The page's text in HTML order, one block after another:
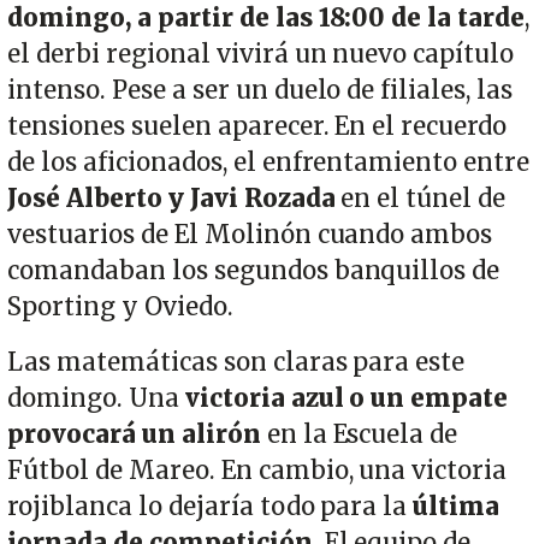
domingo, a partir de las 18:00 de la tarde,
el derbi regional vivirá un nuevo capítulo
intenso. Pese a ser un duelo de filiales, las
tensiones suelen aparecer. En el recuerdo
de los aficionados, el enfrentamiento entre
José Alberto y Javi Rozada en el túnel de
vestuarios de El Molinón cuando ambos
comandaban los segundos banquillos de
Sporting y Oviedo.
Las matemáticas son claras para este
domingo. Unavictoria azul o un empate
provocará un alirón en la Escuela de
Fútbol de Mareo. En cambio, una victoria
rojiblanca lo dejaría todo para laúltima